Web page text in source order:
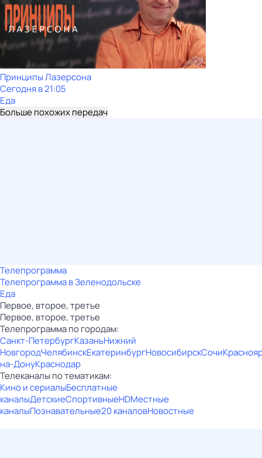
Принципы Лазерсона
Сегодня в 21:05
Еда
Больше похожих передач
Телепрограмма
Телепрограмма в Зеленодольске
Еда
Первое, второе, третье
Первое, второе, третье
Телепрограмма по городам:
Санкт-ПетербургКазаньНижний
НовгородЧелябинскЕкатеринбургНовосибирскСочи
на-ДонуКраснодар
Телеканалы по тематикам:
Кино и сериалыБесплатные
каналыДетскиеСпортивныеHDМестные
каналыПознавательные20 каналовНовостные